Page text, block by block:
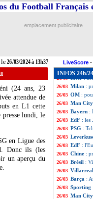
26/03/2024 à 13h37
du Football Français
emplacement publicitaire
LiveScore -
(24 ans, 23
attendue de
en L1 cette
presse lundi, le
en Ligue des
Donc ils (les
un aperçu du
INFOS 24h/24
26/03 Nice:
26/03 Naples:
26/03 Portugal
26/03 Maroc:
26/03 CdM
:
26/03 Milan :
26/03 OM :
26/03 Man City
26/03 Bayern :
26/03 EdF : les
26/03 PSG :
26/03
26/03 EdF :
26/03 Chine :
26/03 Brésil :
26/03 Villarreal
26/03 Barça :
26/03 Sporting
26/03 Man City